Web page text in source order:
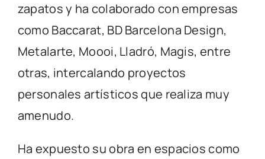
zapatos y ha colaborado con empresas
como Baccarat, BD Barcelona Design,
Metalarte, Moooi, Lladró, Magis, entre
otras, intercalando proyectos
personales artísticos que realiza muy
amenudo.
Ha expuesto su obra en espacios como